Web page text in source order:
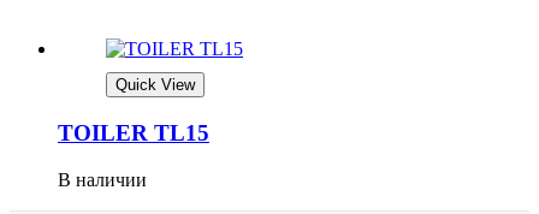
Quick View
TOILER TL15
В наличии